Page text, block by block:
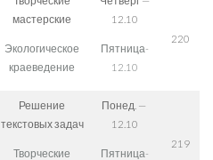
мастерские
Экологическое
краеведение
12.10
Пятница-
12.10
220
Решение
текстовых задач
Творческие
Понед. —
12.10
Пятница-
219